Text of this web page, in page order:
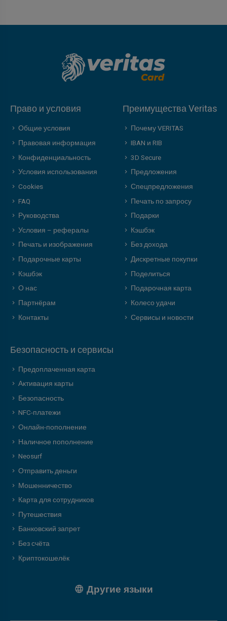
Право и условия
Общие условия
Правовая информация
Конфиденциальность
Условия использования
Cookies
FAQ
Руководства
Условия – рефералы
Печать и изображения
Подарочные карты
Кэшбэк
О нас
Партнёрам
Контакты
Преимущества Veritas
Почему VERITAS
IBAN и RIB
3D Secure
Предложения
Спецпредложения
Печать по запросу
Подарки
Кэшбэк
Без дохода
Дискретные покупки
Поделиться
Подарочная карта
Колесо удачи
Сервисы и новости
Безопасность и сервисы
Предоплаченная карта
Активация карты
Безопасность
NFC-платежи
Онлайн-пополнение
Наличное пополнение
Neosurf
Отправить деньги
Мошенничество
Карта для сотрудников
Путешествия
Банковский запрет
Без счёта
Криптокошелёк
Другие языки